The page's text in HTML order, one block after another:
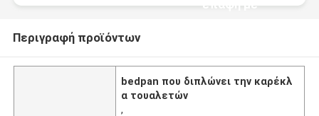
επαφή με
Περιγραφή προϊόντων
bedpan που διπλώνει την καρέκλ
α τουαλετών
,